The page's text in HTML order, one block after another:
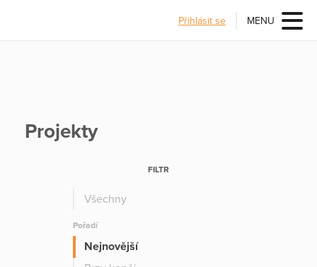
Přihlásit se MENU
Projekty
FILTR
Všechny
Pořadí
Nejnovější